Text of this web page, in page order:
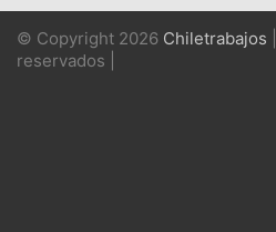
© Copyright 2026 Chiletrabajos
reservados |